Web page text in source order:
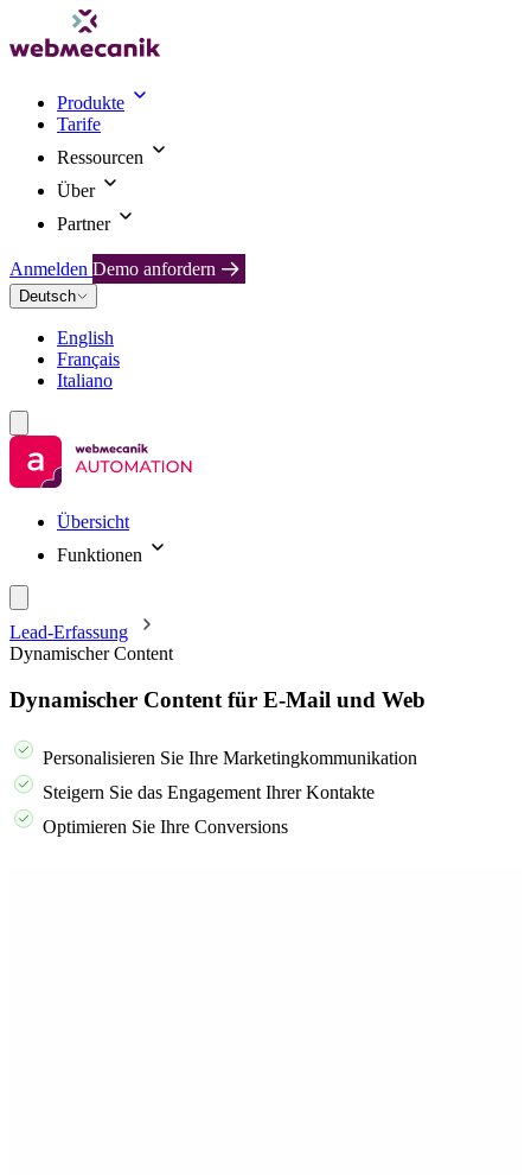
Produkte
Tarife
Ressourcen
Über
Partner
Anmelden Demo anfordern
Deutsch
English
Français
Italiano
Übersicht
Funktionen
Lead-Erfassung
Dynamischer Content
Dynamischer Content für E-Mail und Web
Personalisieren Sie Ihre Marketingkommunikation
Steigern Sie das Engagement Ihrer Kontakte
Optimieren Sie Ihre Conversions